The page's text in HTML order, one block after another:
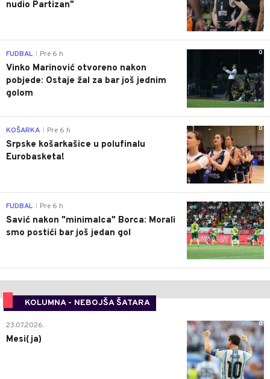
nudio Partizan"
0
FUDBAL Pre 6 h
Vinko Marinović otvoreno nakon
pobjede: Ostaje žal za bar još jednim
golom
0
KOŠARKA Pre 6 h
Srpske košarkašice u polufinalu
Eurobasketa!
0
FUDBAL Pre 6 h
Savić nakon "minimalca" Borca: Morali
smo postići bar još jedan gol
KOLUMNA - NEBOJŠA ŠATARA
0
23.07.2026.
Mesi(ja)